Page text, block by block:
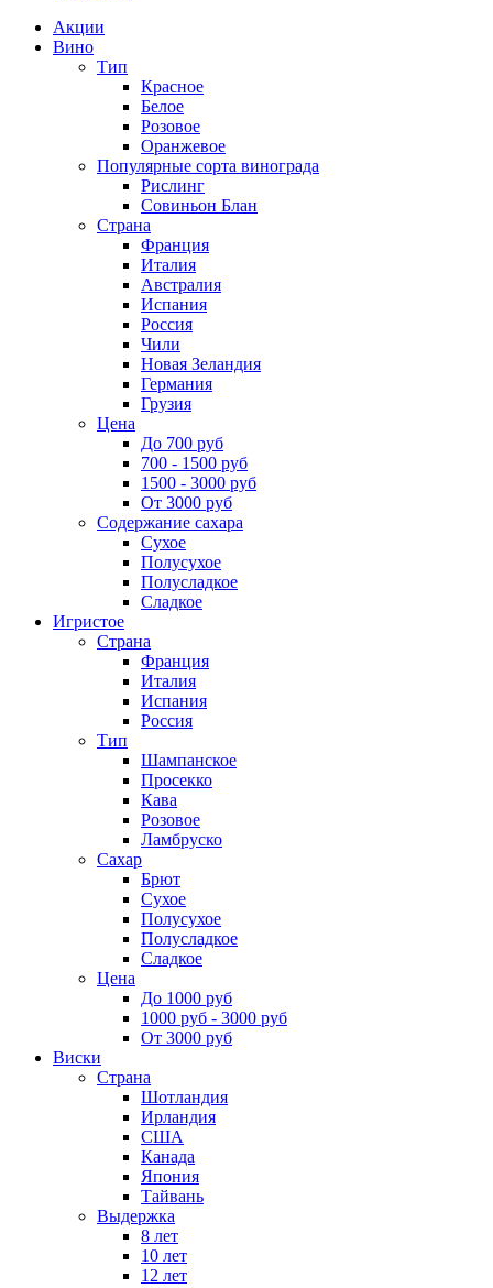
Акции
Вино
Тип
Красное
Белое
Розовое
Оранжевое
Популярные сорта винограда
Рислинг
Совиньон Блан
Страна
Франция
Италия
Австралия
Испания
Россия
Чили
Новая Зеландия
Германия
Грузия
Цена
До 700 руб
700 - 1500 руб
1500 - 3000 руб
От 3000 руб
Содержание сахара
Сухое
Полусухое
Полусладкое
Сладкое
Игристое
Страна
Франция
Италия
Испания
Россия
Тип
Шампанское
Просекко
Кава
Розовое
Ламбруско
Сахар
Брют
Сухое
Полусухое
Полусладкое
Сладкое
Цена
До 1000 руб
1000 руб - 3000 руб
От 3000 руб
Виски
Страна
Шотландия
Ирландия
США
Канада
Япония
Тайвань
Выдержка
8 лет
10 лет
12 лет